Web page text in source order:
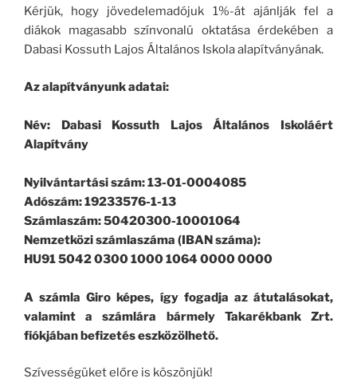
Kérjük, hogy jövedelemadójuk 1%-át ajánlják fel a
diákok magasabb színvonalú oktatása érdekében a
Dabasi Kossuth Lajos Általános Iskola alapítványának.
Az alapítványunk adatai:
Név: Dabasi Kossuth Lajos Általános Iskoláért
Alapítvány
Nyilvántartási szám: 13-01-0004085
Adószám: 19233576-1-13
Számlaszám: 50420300-10001064
Nemzetközi számlaszáma (IBAN száma):
HU91 5042 0300 1000 1064 0000 0000
A számla Giro képes, így fogadja az átutalásokat,
valamint a számlára bármely Takarékbank Zrt.
fiókjában befizetés eszközölhető.
Szívességüket előre is köszönjük!